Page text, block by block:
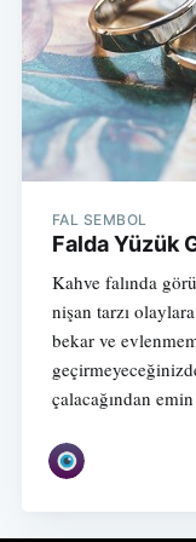
FAL SEMBOL
Falda Yüzük
Kahve falında
nişan tarzı
bekar ve
çalacağından